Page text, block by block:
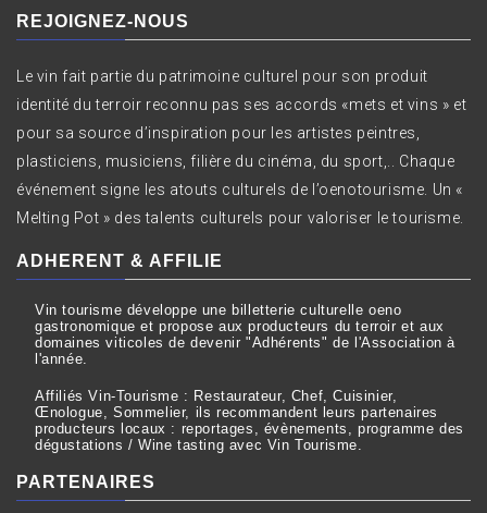
REJOIGNEZ-NOUS
Le vin fait partie du patrimoine culturel pour son produit
identité du terroir reconnu pas ses accords «mets et vins » et
pour sa source d’inspiration pour les artistes peintres,
plasticiens, musiciens, filière du cinéma, du sport,.. Chaque
événement signe les atouts culturels de l’oenotourisme. Un «
Melting Pot » des talents culturels pour valoriser le tourisme.
ADHERENT & AFFILIE
Vin tourisme développe une billetterie culturelle oeno
gastronomique et propose aux producteurs du terroir et aux
domaines viticoles de devenir "Adhérents" de l'Association à
l'année.
Affiliés Vin-Tourisme : Restaurateur, Chef, Cuisinier,
Œnologue, Sommelier, ils recommandent leurs partenaires
producteurs locaux : reportages, évènements, programme des
dégustations / Wine tasting avec Vin Tourisme.
PARTENAIRES